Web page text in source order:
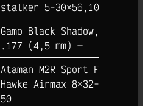
stalker 5-30×56,10×
Gamo Black Shadow,
.177 (4,5 mm) —
Аtaman M2R Sport FT
Hawke Airmax 8×32-
50